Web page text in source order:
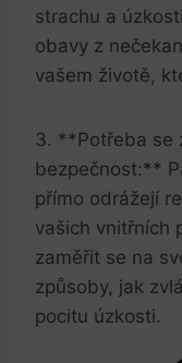
strachu a
obavy z
vašem životě,
3. **Potřeba se
bezpečnost:**
přímo odrážejí
vašich vnitřních
zaměřit se na
způsoby, jak
pocitu úzkosti.